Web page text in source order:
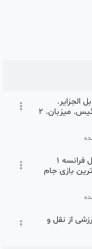
الجزایر.
نتیجه نهایی. سوئیس. میزبان. 2
خلاصه بازی فوتبال فرانسه ۱
عجیب ترین بازی جام
از نقل و
تهران